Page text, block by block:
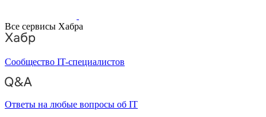
Все сервисы Хабра
Сообщество IT-специалистов
Ответы на любые вопросы об IT